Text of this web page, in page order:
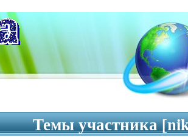
Темы участника